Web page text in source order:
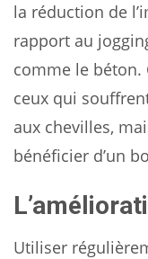
la réduction de
rapport au
comme le béton.
ceux qui
aux chevilles,
bénéficier d’un
Utiliser